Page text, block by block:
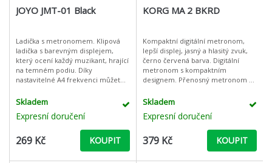
JOYO JMT-01 Black
Ladička s metronomem. Klipová
ladička s barevným displejem,
který ocení každý muzikant, hrající
na temném podiu. Díky
nastavitelné A4 frekvenci můžete
nástrojem, který není laděn do
Skladem
Expresní doručení
269 Kč KOUPIT
KORG MA 2 BKRD
Kompaktní digitální metronom,
lepší displej, jasný a hlasitý zvuk,
černo červená barva. Digitální
metronom s kompaktním
designem. Přenosný metronom s
cvičení a nabízí jednoduché
Skladem
Expresní doručení
379 Kč KOUPIT